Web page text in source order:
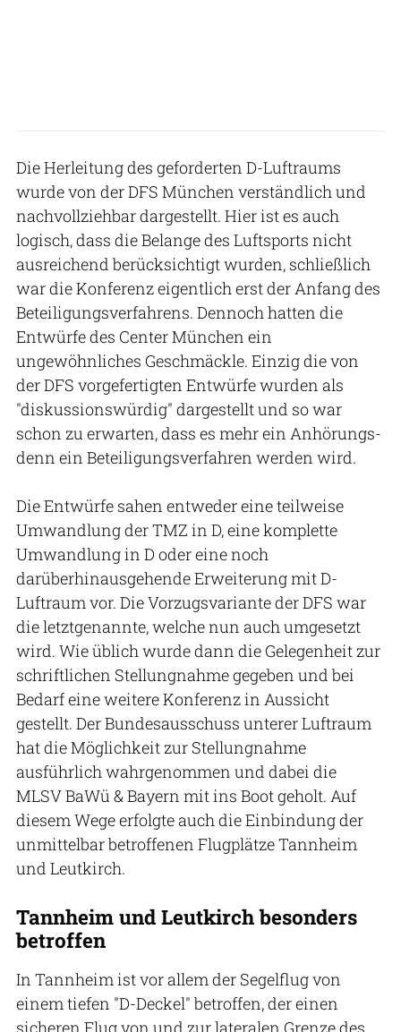
Die Herleitung des geforderten D-Luftraums
wurde von der DFS München verständlich und
nachvollziehbar dargestellt. Hier ist es auch
logisch, dass die Belange des Luftsports nicht
ausreichend berücksichtigt wurden, schließlich
war die Konferenz eigentlich erst der Anfang des
Beteiligungsverfahrens. Dennoch hatten die
Entwürfe des Center München ein
ungewöhnliches Geschmäckle. Einzig die von
der DFS vorgefertigten Entwürfe wurden als
"diskussionswürdig" dargestellt und so war
schon zu erwarten, dass es mehr ein Anhörungs-
denn ein Beteiligungsverfahren werden wird.
Die Entwürfe sahen entweder eine teilweise
Umwandlung der TMZ in D, eine komplette
Umwandlung in D oder eine noch
darüberhinausgehende Erweiterung mit D-
Luftraum vor. Die Vorzugsvariante der DFS war
die letztgenannte, welche nun auch umgesetzt
wird. Wie üblich wurde dann die Gelegenheit zur
schriftlichen Stellungnahme gegeben und bei
Bedarf eine weitere Konferenz in Aussicht
gestellt. Der Bundesausschuss unterer Luftraum
hat die Möglichkeit zur Stellungnahme
ausführlich wahrgenommen und dabei die
MLSV BaWü & Bayern mit ins Boot geholt. Auf
diesem Wege erfolgte auch die Einbindung der
unmittelbar betroffenen Flugplätze Tannheim
und Leutkirch.
Tannheim und Leutkirch besonders
betroffen
In Tannheim ist vor allem der Segelflug von
einem tiefen "D-Deckel" betroffen, der einen
sicheren Flug von und zur lateralen Grenze des